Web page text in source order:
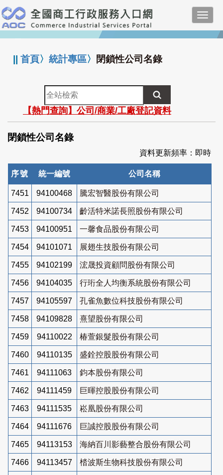
跳
到
主
要
:::
||首頁〉統計專區〉 閉鎖性公司名錄
全
站
檢
索
【熱門查詢】公司/商業/工廠登記資料
閉鎖性公司名錄
資料更新頻率：即時
序號 統一編號 公司名稱
7451 94100468 騰宏智醫股份有限公司
7452 94100734 齡活特米諾長照股份有限公司
7453 94100951 一馨食品股份有限公司
7454 94101071 展翅生技股份有限公司
7455 94102199 浤晟投資顧問股份有限公司
7456 94104035 行珩全人均衡系統股份有限公司
7457 94105597 孔雀魚數位科技股份有限公司
7458 94109828 熹望股份有限公司
7459 94110022 椿萱銀髮股份有限公司
7460 94110135 盛銓控股股份有限公司
7461 94111063 鈞本股份有限公司
7462 94111459 巨暉控股股份有限公司
7463 94111535 崧凰股份有限公司
7464 94111676 巨誠控股股份有限公司
7465 94113153 海納百川影藝整合股份有限公司
7466 94113457 㭼波斯生物科技股份有限公司